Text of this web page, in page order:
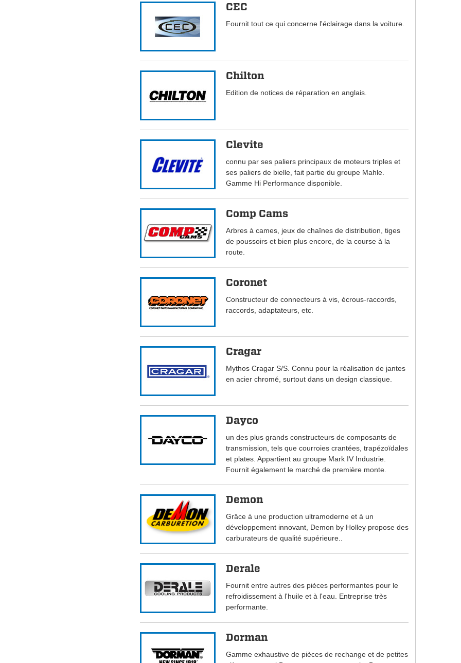
CEC
Fournit tout ce qui concerne l'éclairage dans la voiture.
Chilton
Edition de notices de réparation en anglais.
Clevite
connu par ses paliers principaux de moteurs triples et
ses paliers de bielle, fait partie du groupe Mahle.
Gamme Hi Performance disponible.
Comp Cams
Arbres à cames, jeux de chaînes de distribution, tiges
de poussoirs et bien plus encore, de la course à la
route.
Coronet
Constructeur de connecteurs à vis, écrous-raccords,
raccords, adaptateurs, etc.
Cragar
Mythos Cragar S/S. Connu pour la réalisation de jantes
en acier chromé, surtout dans un design classique.
Dayco
un des plus grands constructeurs de composants de
transmission, tels que courroies crantées, trapézoïdales
et plates. Appartient au groupe Mark IV Industrie.
Fournit également le marché de première monte.
Demon
Grâce à une production ultramoderne et à un
développement innovant, Demon by Holley propose des
carburateurs de qualité supérieure..
Derale
Fournit entre autres des pièces performantes pour le
refroidissement à l'huile et à l'eau. Entreprise très
performante.
Dorman
Gamme exhaustive de pièces de rechange et de petites